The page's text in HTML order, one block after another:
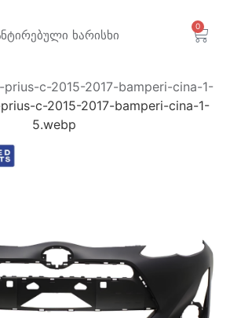
ხარისხი
0
c-2015-2017-bamperi-cina-1-
c-2015-2017-bamperi-cina-1-
5.webp